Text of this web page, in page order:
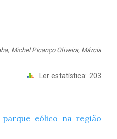
Michel Picanço Oliveira, Márcia
Ler estatística: 203
parque eólico na região